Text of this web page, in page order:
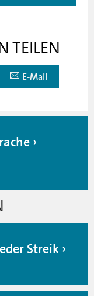
TEILEN
E-Mail
Streik